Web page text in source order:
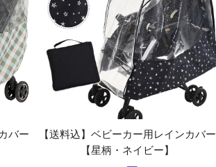
バー
【送料込】ベビーカー用レインカバー
【星柄・ネイビー】